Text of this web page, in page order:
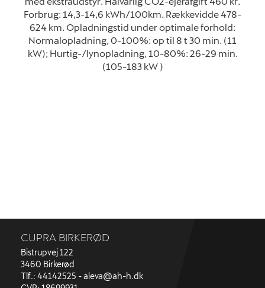
Forbrug: 14,3-14,6 kWh/100km. Rækkevidde 478-
624 km. Opladningstid under optimale forhold:
Normalopladning, 0-100%: op til 8 t 30 min. (11
kW); Hurtig-/lynopladning, 10-80%: 26-29 min.
(105-183 kW )
CUPRA BIRKERØD
Bistrupvej 122
3460 Birkerød
Tlf.: 44142525 -aleva@ah-h.dk